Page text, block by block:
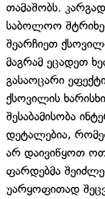
თამაშობს.
საბოლოო
შეარჩიეთ
მაგრამ ეცადეთ
გასაოცარი
ქსოვილის
შესაბამისობა
დეტალებია,
არ დაივიწყოთ
ფარდებმა
უარყოფითად